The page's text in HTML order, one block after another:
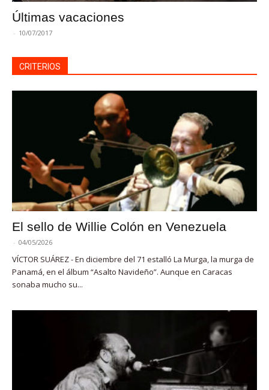
Últimas vacaciones
- 10/07/2017
CRITERIOS
El sello de Willie Colón en Venezuela
- 04/05/2026
VÍCTOR SUÁREZ - En diciembre del 71 estalló La Murga, la murga de
Panamá, en el álbum “Asalto Navideño”. Aunque en Caracas
sonaba mucho su...